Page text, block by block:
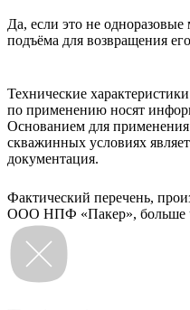
Да, если это не
подъёма для возвращения
Технические
по применению носят
Основанием для
скважинных условиях
документация.
Фактический перечень,
ООО НПФ «Пакер», больше